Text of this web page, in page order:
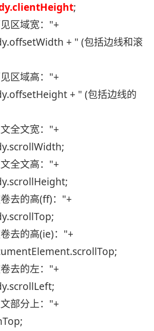
;
区域宽："+
+ " (包括边线和滚
区域高："+
+ " (包括边线的
全文宽："+
全文高："+
去的高(ff)："+
去的高(ie)："+
去的左："+
部分上："+